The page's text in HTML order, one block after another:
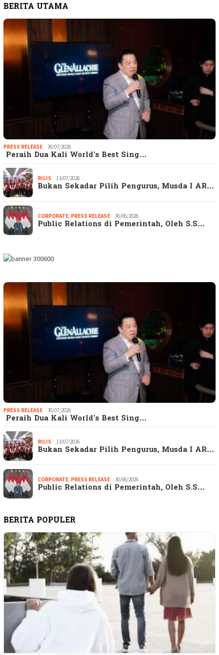
BERITA UTAMA
PRESS RELEASE 30/07/2026
Peraih Dua Kali World’s Best Sing…
RILIS 13/07/2026
Bukan Sekadar Pilih Pengurus, Musda I AR…
CORPORATE PRESS RELEASE 30/06/2026
Public Relations di Pemerintah, Oleh S.S…
PRESS RELEASE 30/07/2026
Peraih Dua Kali World’s Best Sing…
RILIS 13/07/2026
Bukan Sekadar Pilih Pengurus, Musda I AR…
CORPORATE PRESS RELEASE 30/06/2026
Public Relations di Pemerintah, Oleh S.S…
BERITA POPULER